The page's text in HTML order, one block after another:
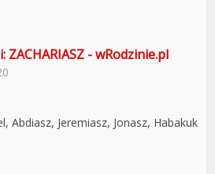
- wRodzinie.pl
Abdiasz, Jeremiasz, Jonasz, Habakuk